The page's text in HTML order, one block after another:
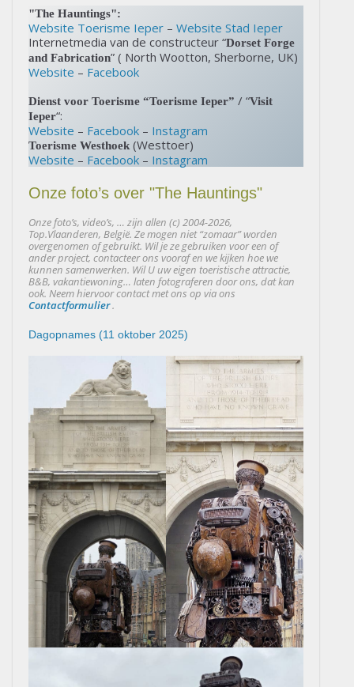
"The Hauntings":
Website Toerisme Ieper – Website Stad Ieper
Internetmedia van de constructeur “Dorset Forge
and Fabrication” ( North Wootton, Sherborne, UK)
Website – Facebook
Dienst voor Toerisme “Toerisme Ieper” / “Visit
Ieper“:
Website – Facebook – Instagram
Toerisme Westhoek(Westtoer)
Website – Facebook – Instagram
Onze foto’s over "The Hauntings"
Onze foto’s, video’s, … zijn allen (c) 2004-2026,
Top.Vlaanderen, België. Ze mogen niet “zomaar” worden
overgenomen of gebruikt. Wil je ze gebruiken voor een of
ander project, contacteer ons vooraf en we kijken hoe we
kunnen samenwerken. Wil U uw eigen toeristische attractie,
B&B, vakantiewoning… laten fotograferen door ons, dat kan
ook. Neem hiervoor contact met ons op via ons
Contactformulier.
Dagopnames (11 oktober 2025)